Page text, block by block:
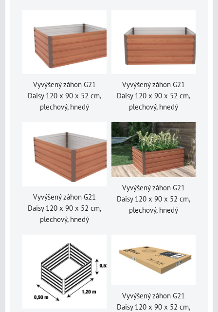
Vyvýšený záhon G21
Daisy 120 x 90 x 52 cm,
plechový, hnedý
Vyvýšený záhon G21
Daisy 120 x 90 x 52 cm,
plechový, hnedý
Vyvýšený záhon G21
Daisy 120 x 90 x 52 cm,
plechový, hnedý
Vyvýšený záhon G21
Daisy 120 x 90 x 52 cm,
plechový, hnedý
Vyvýšený záhon G21
Daisy 120 x 90 x 52 cm,